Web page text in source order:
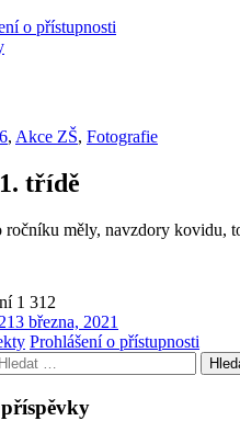
o přístupnosti
, Akce ZŠ, Fotografie
třídě
měly, navzdory kovidu,
1 312
3 března, 2021
Prohlášení o přístupnosti